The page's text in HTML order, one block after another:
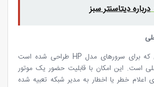
درباره دیتاسنتر سبز
ویژگی بسیار مهمی که برای سرورهای مدل HP طراحی شده است
است. این امکان با قابلیت حضور یک موتور
اعلام خطر یا اخطار به مدیر شبکه تعبیه شده